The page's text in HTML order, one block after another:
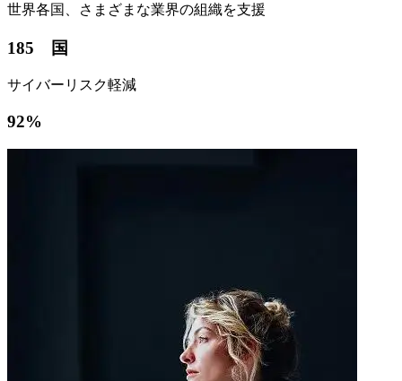
世界各国、さまざまな業界の組織を支援
185ゕ国
サイバーリスク軽減
92%